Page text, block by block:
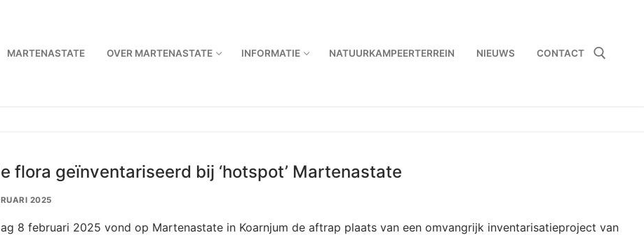
MARTENASTATE OVER MARTENASTATE INFORMATIE NATUURKAMPEERTERREIN NIEUWS CONTACT
flora geïnventariseerd bij ‘hotspot’ Martenastate
2025
8 februari 2025 vond op Martenastate in Koarnjum de aftrap plaats van een omvangrijk inventarisatieproject van